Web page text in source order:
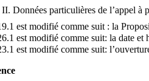
Données particulières de l’appel à
est modifié comme suit : la
est modifié comme suit: la date et
est modifié comme suit: